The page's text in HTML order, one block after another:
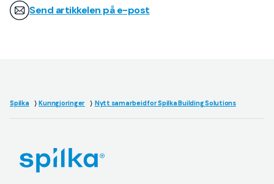
Send artikkelen på e-post
Spilka Kunngjoringer Nytt samarbeid for Spilka Building Solutions